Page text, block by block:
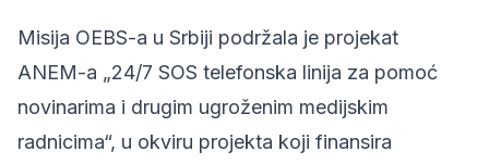
Misija OEBS-a u Srbiji podržala je projekat
ANEM-a „24/7 SOS telefonska linija za pomoć
novinarima i drugim ugroženim medijskim
radnicima“, u okviru projekta koji finansira